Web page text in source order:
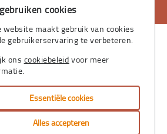
- Alle rechten voorbehouden.
& Neutraal Ziekenfonds en van
Vlaanderen
cookies
website maakt gebruik van cookies
gebruikerservaring te verbeteren.
ons cookiebeleid voor meer
Essentiële cookies
Alles accepteren